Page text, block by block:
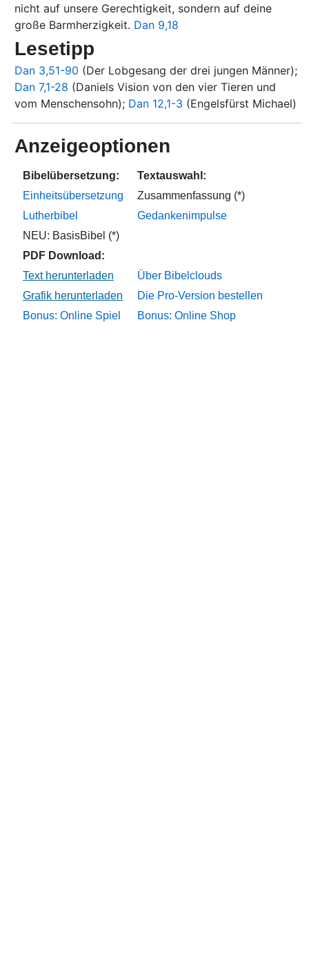
nicht auf unsere Gerechtigkeit, sondern auf deine
große Barmherzigkeit. Dan 9,18
Lesetipp
Dan 3,51-90 (Der Lobgesang der drei jungen Männer);
Dan 7,1-28 (Daniels Vision von den vier Tieren und
vom Menschensohn); Dan 12,1-3 (Engelsfürst Michael)
Anzeigeoptionen
Bibelübersetzung:
Textauswahl:
Einheitsübersetzung
Zusammenfassung (*)
Lutherbibel
Gedankenimpulse
NEU: BasisBibel (*)
PDF Download:
Über Bibelclouds
Die Pro-Version bestellen
Bonus: Online Spiel
Bonus: Online Shop